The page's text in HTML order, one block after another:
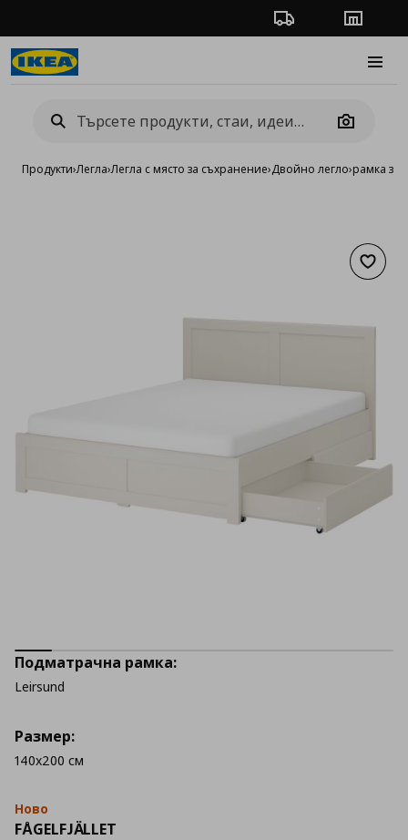
Проследяване на
Camera
Продукти›Легла›Легла с място за съхранение›Двойно легло›рамка за
Ново
FÅGELFJÄLLET
Подматрачна рамка:
Leirsund
Размер:
140x200 см